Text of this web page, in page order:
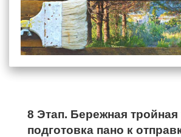
8 Этап. Бережная тройная
подготовка пано к